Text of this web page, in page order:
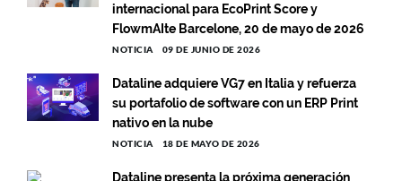
internacional para EcoPrint Score y
FlowmAIte Barcelone, 20 de mayo de 2026
NOTICIA 09 DE JUNIO DE 2026
Dataline adquiere VG7 en Italia y refuerza
su portafolio de software con un ERP Print
nativo en la nube
NOTICIA 18 DE MAYO DE 2026
Dataline presenta la próxima generación